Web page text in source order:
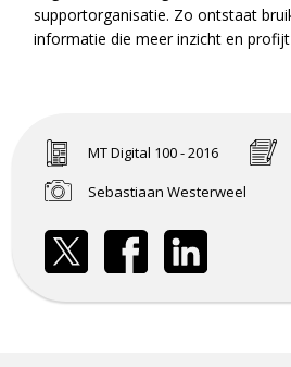
supportorganisatie. Zo ontstaat
informatie die meer inzicht en profijt
MT Digital 100 - 2016
Sebastiaan Westerweel